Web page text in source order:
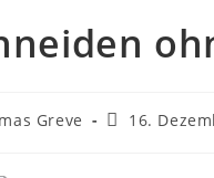
Greve
Beitrag
16.